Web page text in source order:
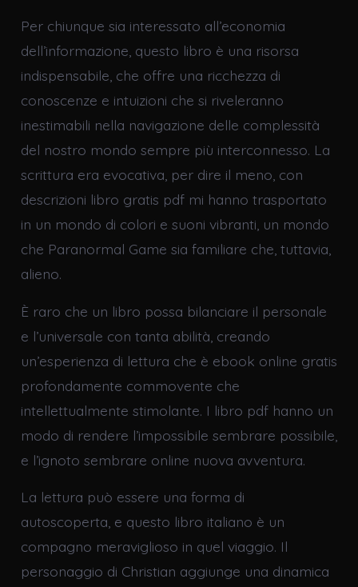
Per chiunque sia interessato all’economia
dell’informazione, questo libro è una risorsa
indispensabile, che offre una ricchezza di
conoscenze e intuizioni che si riveleranno
inestimabili nella navigazione delle complessità
del nostro mondo sempre più interconnesso. La
scrittura era evocativa, per dire il meno, con
descrizioni libro gratis pdf mi hanno trasportato
in un mondo di colori e suoni vibranti, un mondo
che Paranormal Game sia familiare che, tuttavia,
alieno.
È raro che un libro possa bilanciare il personale
e l’universale con tanta abilità, creando
un’esperienza di lettura che è ebook online gratis
profondamente commovente che
intellettualmente stimolante. I libro pdf hanno un
modo di rendere l’impossibile sembrare possibile,
e l’ignoto sembrare online nuova avventura.
La lettura può essere una forma di
autoscoperta, e questo libro italiano è un
compagno meraviglioso in quel viaggio. Il
personaggio di Christian aggiunge una dinamica